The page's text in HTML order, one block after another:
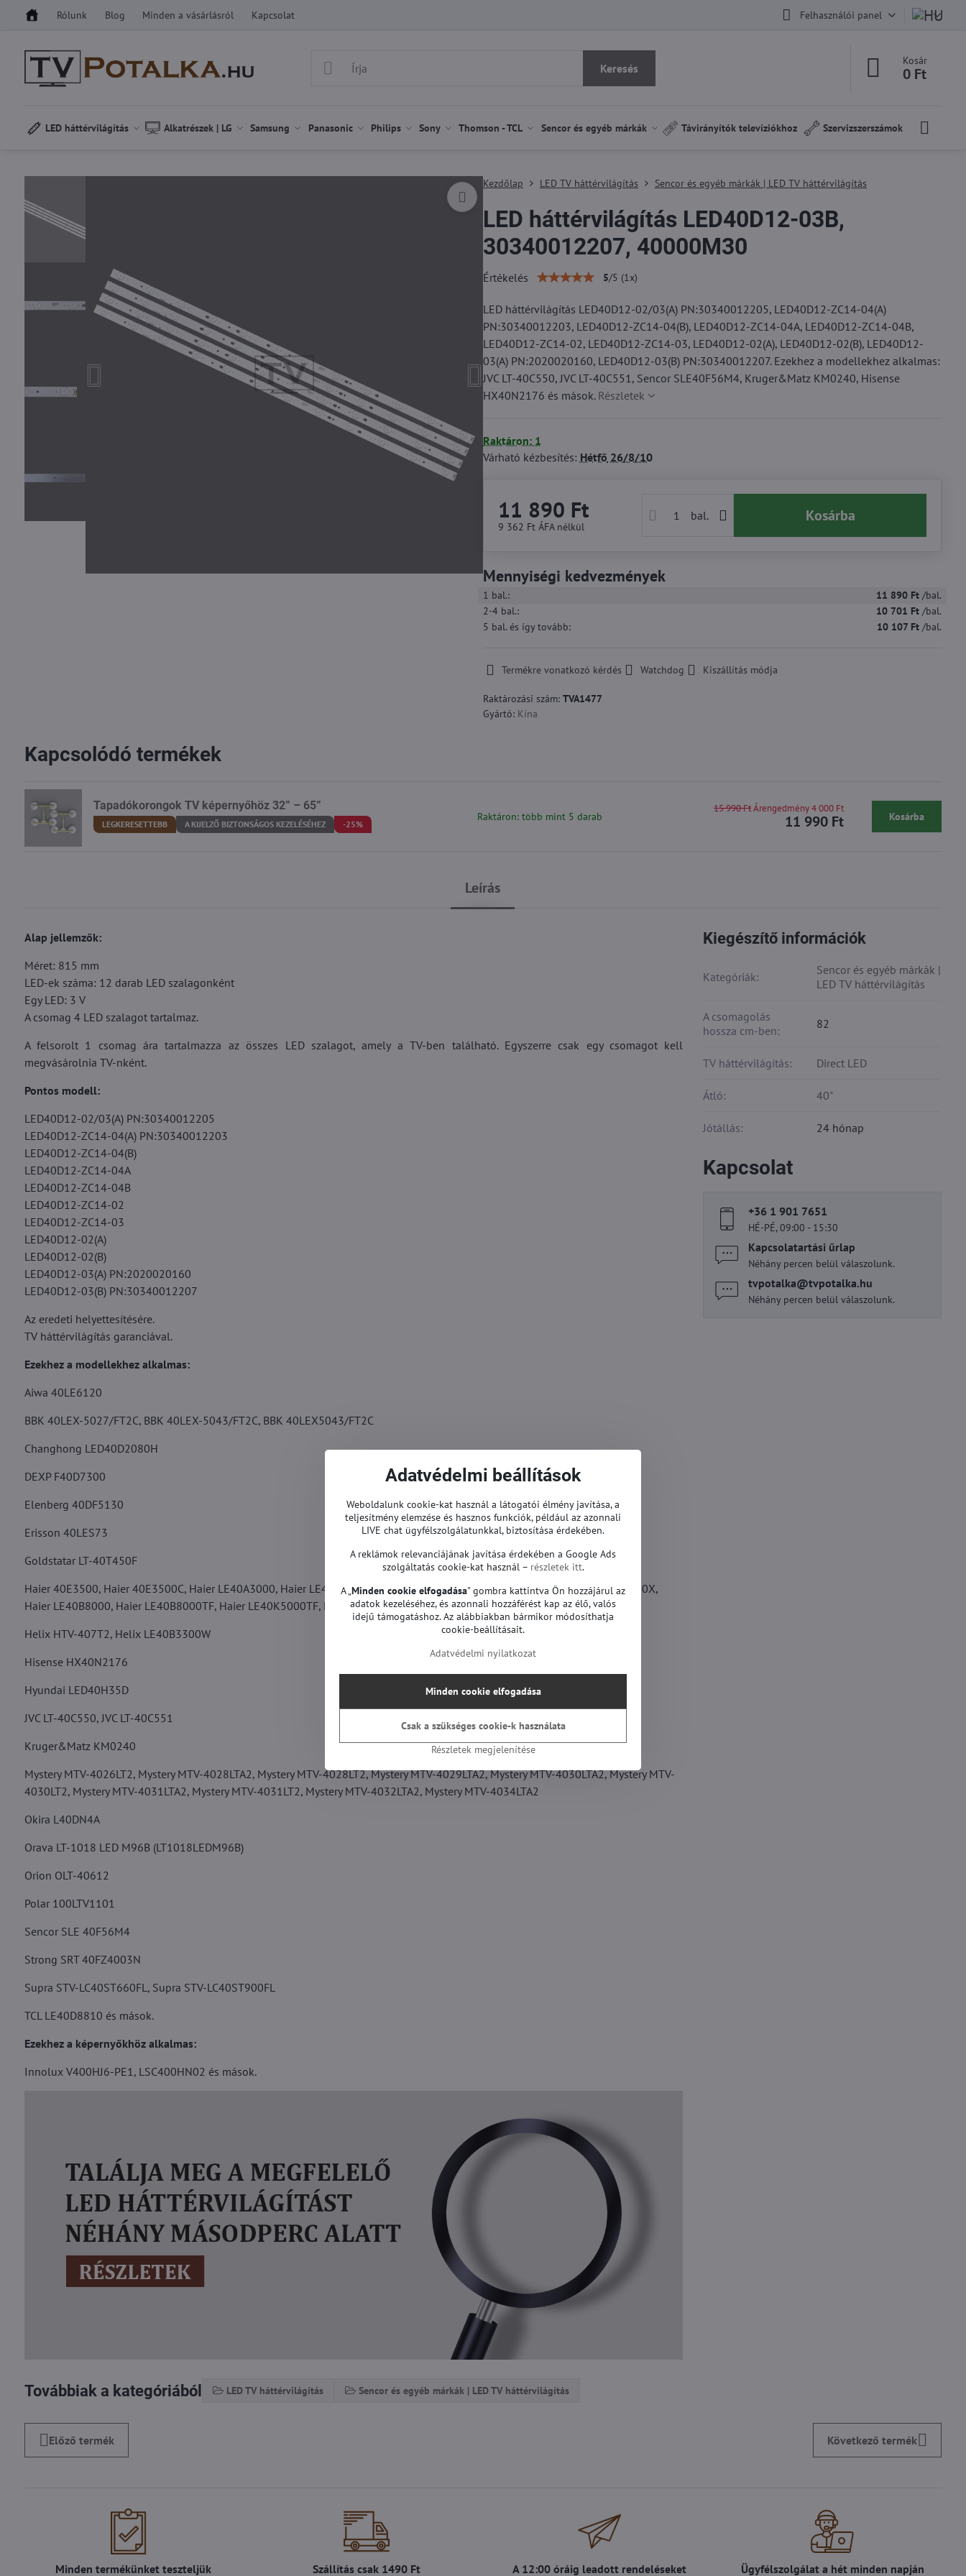
Rólunk Blog Minden a vásárlásról Kapcsolat Felhasználói panel
Keresés
Kosár
0 Ft
LED háttérvilágítás Alkatrészek | LG Samsung Panasonic Philips Sony Thomson - TCL Sencor és egyéb márkák Távirányítók televíziókhoz Szervizszerszámok
Kezdőlap LED TV háttérvilágítás Sencor és egyéb márkák | LED TV háttérvilágítás
LED háttérvilágítás LED40D12-03B,
30340012207, 40000M30
Értékelés 5/5 (1x)
LED háttérvilágítás LED40D12-02/03(A) PN:30340012205, LED40D12-ZC14-04(A)
PN:30340012203, LED40D12-ZC14-04(B), LED40D12-ZC14-04A, LED40D12-ZC14-04B,
LED40D12-ZC14-02, LED40D12-ZC14-03, LED40D12-02(A), LED40D12-02(B), LED40D12-
03(A) PN:2020020160, LED40D12-03(B) PN:30340012207. Ezekhez a modellekhez alkalmas:
JVC LT-40C550, JVC LT-40C551, Sencor SLE40F56M4, Kruger&Matz KM0240, Hisense
HX40N2176 és mások. Részletek
Raktáron: 1
Várható kézbesítés: Hétfő 26/8/10
11 890 Ft
9 362 Ft ÁFA nélkül
bal. Kosárba
Mennyiségi kedvezmények
1 bal.: 11 890 Ft /bal.
2-4bal.: 10 701 Ft /bal.
5 bal.és így tovább: 10 107 Ft /bal.
Termékre vonatkozó kérdés Watchdog Kiszállítás módja
Raktározási szám: TVA1477
Gyártó: Kína
Leírás
Alap jellemzők:
Méret: 815 mm
LED-ek száma: 12 darab LED szalagonként
Egy LED: 3 V
A csomag 4 LED szalagot tartalmaz.
A felsorolt 1 csomag ára tartalmazza az összes LED szalagot, amely a TV-ben található. Egyszerre csak egy csomagot kell
megvásárolnia TV-nként.
Pontos modell:
LED40D12-02/03(A) PN:30340012205
LED40D12-ZC14-04(A) PN:30340012203
LED40D12-ZC14-04(B)
LED40D12-ZC14-04A
LED40D12-ZC14-04B
LED40D12-ZC14-02
LED40D12-ZC14-03
LED40D12-02(A)
LED40D12-02(B)
LED40D12-03(A) PN:2020020160
LED40D12-03(B) PN:30340012207
Az eredeti helyettesítésére.
TV háttérvilágítás garanciával.
Ezekhez a modellekhez alkalmas:
Aiwa 40LE6120
BBK 40LEX-5027/FT2C, BBK 40LEX-5043/FT2C, BBK 40LEX5043/FT2C
Changhong LED40D2080H
DEXP F40D7300
Elenberg 40DF5130
Erisson 40LES73
Goldstatar LT-40T450F
Haier 40E3500, Haier 40E3500C, Haier LE40A3000, Haier LE40A7100L, Haier LE40B3000, Haier LE40B3000W, Haier LE40B510X,
Haier LE40B8000, Haier LE40B8000TF, Haier LE40K5000TF, Haier LED40F1100C, Haier LED40H350
Helix HTV-407T2, Helix LE40B3300W
Hisense HX40N2176
Hyundai LED40H35D
JVC LT-40C550, JVC LT-40C551
Kruger&Matz KM0240
Mystery MTV-4026LT2, Mystery MTV-4028LTA2, Mystery MTV-4028LT2, Mystery MTV-4029LTA2, Mystery MTV-4030LTA2, Mystery MTV-
4030LT2, Mystery MTV-4031LTA2, Mystery MTV-4031LT2, Mystery MTV-4032LTA2, Mystery MTV-4034LTA2
Okira L40DN4A
Orava LT-1018 LED M96B (LT1018LEDM96B)
Orion OLT-40612
Polar 100LTV1101
Sencor SLE 40F56M4
Strong SRT 40FZ4003N
Supra STV-LC40ST660FL, Supra STV-LC40ST900FL
TCL LE40D8810 és mások.
Ezekhez a képernyőkhöz alkalmas:
Innolux V400HJ6-PE1, LSC400HN02 és mások.
Továbbiak a kategóriából LED TV háttérvilágítás Sencor és egyéb márkák | LED TV háttérvilágítás
Kiegészítő információk
Kategóriák:
Sencor és egyéb márkák |
LED TV háttérvilágítás
A csomagolás
hossza cm-ben:
82
TV háttérvilágítás: Direct LED
Átló: 40"
Jótállás: 24 hónap
Kapcsolat
+36 1 901 7651
HÉ-PÉ, 09:00 - 15:30
Kapcsolatartási űrlap
Néhány percen belül válaszolunk.
tvpotalka​@tvpotalka​.hu
Néhány percen belül válaszolunk.
Előző termék Következő termék
Kapcsolódó termékek
Tapadókorongok TV képernyőhöz 32” – 65”
LEGKERESETTEBB A KIJELZŐ BIZTONSÁGOS KEZELÉSÉHEZ -25%
Raktáron: több mint 5 darab 11 990 Ft
15 990 Ft Árengedmény 4 000 Ft
Kosárba
Minden termékünket teszteljük Szállítás csak 1490 Ft A 12:00 óráig leadott rendeléseket Ügyfélszolgálat a hét minden napján
Adatvédelmi beállítások
Weboldalunk cookie-kat használ a látogatói élmény javítása, a
teljesítmény elemzése és hasznos funkciók, például az azonnali
LIVE chat ügyfélszolgálatunkkal, biztosítása érdekében.
A reklámok relevanciájának javítása érdekében a Google Ads
szolgáltatás cookie-kat használ – részletek itt.
A „Minden cookie elfogadása" gombra kattintva Ön hozzájárul az
adatok kezeléséhez, és azonnali hozzáférést kap az élő, valós
idejű támogatáshoz. Az alábbiakban bármikor módosíthatja
cookie-beállításait.
Adatvédelmi nyilatkozat
Részletek megjelenítése
Minden cookie elfogadása
Csak a szükséges cookie-k használata